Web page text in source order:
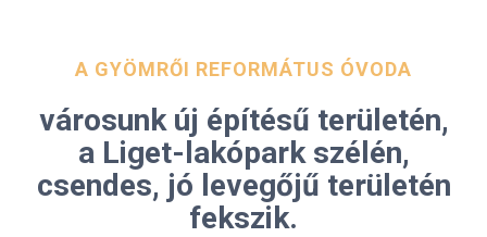
A GYÖMRŐI REFORMÁTUS ÓVODA
városunk új építésű területén,
a Liget-lakópark szélén,
csendes, jó levegőjű területén
fekszik.